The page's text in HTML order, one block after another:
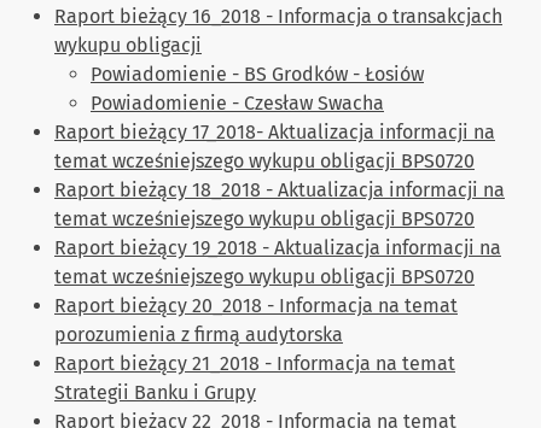
Raport bieżący 16_2018 - Informacja o transakcjach
wykupu obligacji
Powiadomienie - BS Grodków - Łosiów
Powiadomienie - Czesław Swacha
Raport bieżący 17_2018- Aktualizacja informacji na
temat wcześniejszego wykupu obligacji BPS0720
Raport bieżący 18_2018 - Aktualizacja informacji na
temat wcześniejszego wykupu obligacji BPS0720
Raport bieżący 19_2018 - Aktualizacja informacji na
temat wcześniejszego wykupu obligacji BPS0720
Raport bieżący 20_2018 - Informacja na temat
porozumienia z firmą audytorska
Raport bieżący 21_2018 - Informacja na temat
Strategii Banku i Grupy
Raport bieżący 22_2018 - Informacja na temat